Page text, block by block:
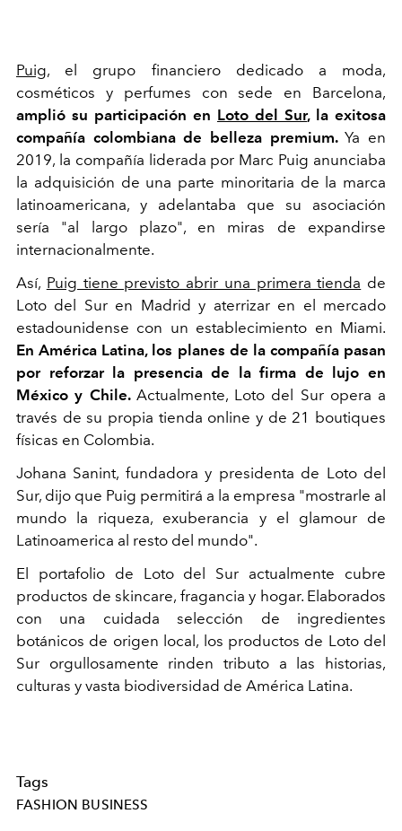
Puig,
el grupo financiero dedicado a moda,
cosméticos y perfumes con sede en Barcelona,
amplió su participación en Loto del Sur, la exitosa
compañía colombiana de belleza premium.Ya en
2019, la compañía liderada por Marc Puig anunciaba
la adquisición de una parte minoritaria de la marca
latinoamericana, y adelantaba que su asociación
sería "al largo plazo", en miras de expandirse
internacionalmente.
Así, Puig tiene previsto abrir una primera tienda de
Loto del Sur en Madrid y aterrizar en el mercado
estadounidense con un establecimiento en Miami.
En América Latina, los planes de la compañía pasan
por reforzar la presencia de la firma de lujo en
México y Chile. Actualmente, Loto del Sur opera a
través de su propia tienda online y de 21 boutiques
físicas en Colombia.
Johana Sanint, fundadora y presidenta de Loto del
Sur, dijo que Puig permitirá a la empresa "mostrarle al
mundo la riqueza, exuberancia y el glamour de
Latinoamerica al resto del mundo".
El portafolio de Loto del Sur actualmente cubre
productos de skincare, fragancia y hogar. Elaborados
con una cuidada selección de ingredientes
botánicos de origen local, los productos de Loto del
Sur orgullosamente rinden tributo a las historias,
culturas y vasta biodiversidad de América Latina.
Tags
FASHION BUSINESS